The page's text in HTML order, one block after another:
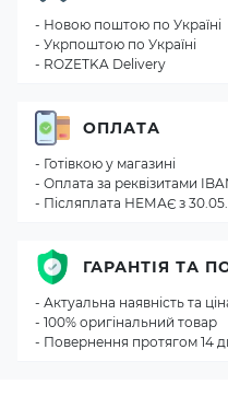
- Новою поштою по Україні
- Укрпоштою по Україні
- ROZETKA Delivery
ОПЛАТА
- Готівкою у магазині
- Оплата за реквізитами
- Післяплата НЕМАЄ з
ГАРАНТІЯ ТА
- Актуальна наявність та
- 100% оригінальний товар
- Повернення протягом 14